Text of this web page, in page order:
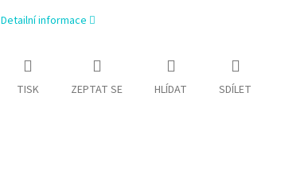
Detailní informace
TISK ZEPTAT SE HLÍDAT SDÍLET